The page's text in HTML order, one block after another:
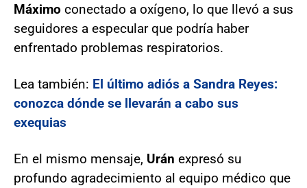
Máximo conectado a oxígeno, lo que llevó a sus
seguidores a especular que podría haber
enfrentado problemas respiratorios.
Lea también: El último adiós a Sandra Reyes:
conozca dónde se llevarán a cabo sus
exequias
En el mismo mensaje, Urán expresó su
profundo agradecimiento al equipo médico que